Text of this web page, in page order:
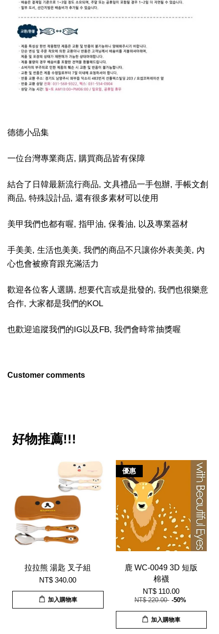
德德小品集
一位台灣專業商店, 購買商品皆有保障
結合了日韓最新流行商品, 文具禮品一手包辦, 手帳文創
商品, 特殊設計品, 還有很多素材可以使用
美甲我們也都有喔, 指甲油, 保養油, 以及專業器材
手美美, 生活也美美, 我們的商品不只讓你外表美美, 內
心也會被療育跟充滿活力
歡迎各位客人選購, 想要代言或是批發的, 我們也很樂意
合作, 大家都是我們的KOL
也歡迎追蹤我們的IG以及FB, 我們會時常抽獎喔
Customer comments
好物推薦!!!
拉拉熊 湯匙 叉子組
NT$ 340.00
加入購物車
優惠
鹿 WC-0049 3D 短版
棉襪
NT$ 110.00
NT$ 220.00 -50%
加入購物車